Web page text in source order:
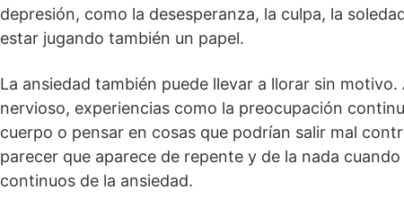
depresión, como la desesperanza, la culpa, la
estar jugando también un papel.
La ansiedad también puede llevar a llorar sin
nervioso, experiencias como la preocupación
cuerpo o pensar en cosas que podrían salir mal
parecer que aparece de repente y de la nada
continuos de la ansiedad.